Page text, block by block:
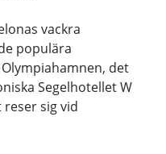
vackra
populära
det
Segelhotellet W
sig vid